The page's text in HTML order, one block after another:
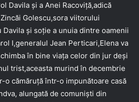
Davila și a Anei Racoviță,adică
Golescu,sora viitorului
și soție a unuia dintre oamenii
I,generalul Jean Perticari,Elena va
în bine viața celor din jur deși
trist,aceasta murind în decembrie
o cămăruță într-o impunătoare casă
alungată de comuniști din